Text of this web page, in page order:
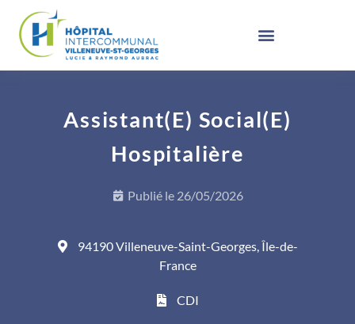
Assistant(e) Social(e)
Hospitalière
Publié le 26/05/2026
94190 Villeneuve-Saint-Georges, Île-de-
France
CDI